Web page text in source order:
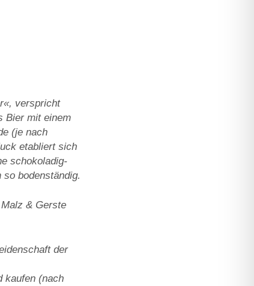
verspricht
Bier mit einem
(je nach
etabliert sich
schokoladig-
bodenständig.
& Gerste
der
kaufen (nach